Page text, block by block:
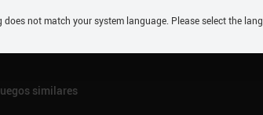
PRÓXIMOS
similares
not match your system language. Please select the